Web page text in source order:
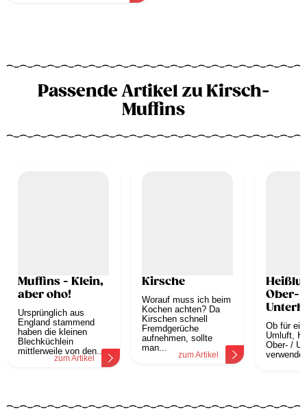
Passende Artikel zu Kirsch-
Muffins
Muffins - Klein,
aber oho!
Ursprünglich aus
England stammend
haben die kleinen
Blechküchlein
mittlerweile von den...
zum Artikel
Kirsche
Worauf muss ich beim
Kochen achten? Da
Kirschen schnell
Fremdgerüche
aufnehmen, sollte
man...
zum Artikel
Ober- /
Ob für
Umluft,
Ober- /